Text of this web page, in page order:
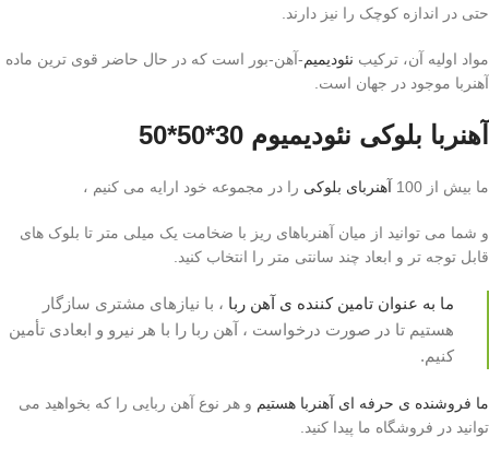
حتی در اندازه کوچک را نیز دارند.
مواد اولیه آن، ترکیب نئودیمیم-آهن-بور است که در حال حاضر قوی ترین ماده
آهنربا موجود در جهان است.
آهنربا بلوکی نئودیمیوم 30*50*50
ما بیش از 100 آهنربای بلوکی را در مجموعه خود ارایه می کنیم ،
و شما می توانید از میان آهنرباهای ریز با ضخامت یک میلی متر تا بلوک های
قابل توجه تر و ابعاد چند سانتی متر را انتخاب کنید.
ما به عنوان تامین کننده ی آهن ربا ، با نیازهای مشتری سازگار
هستیم تا در صورت درخواست ، آهن ربا را با هر نیرو و ابعادی تأمین
کنیم.
ما فروشنده ی حرفه ای آهنربا هستیم و هر نوع آهن ربایی را که بخواهید می
توانید در فروشگاه ما پیدا کنید.